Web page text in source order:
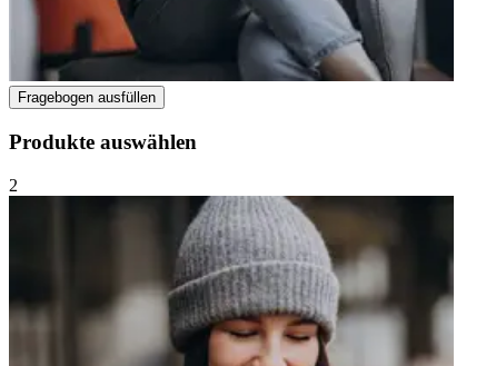
Fragebogen ausfüllen
Produkte auswählen
2